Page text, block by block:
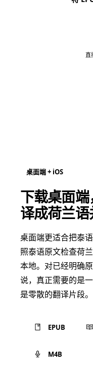
直
桌面端 + iOS
下载桌面
译成荷兰
桌面端更适合把泰
照泰语原文检查荷
本地。对已经明确
说，真正需要的是
是零散的翻译片段。
EPUB
M4B